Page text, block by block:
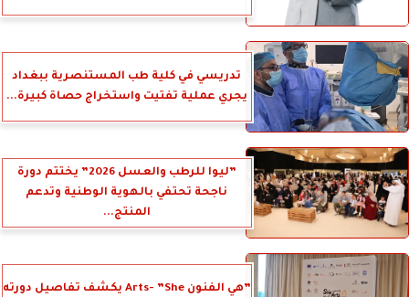
تدريسي في كلية طب المستنصرية ببغداد
يجري عملية تفتيت واستخراج حصاة كبيرة...
”ليوا للرطب والعسل 2026” يختتم دورة
ناجحة تحتفي بالهوية الوطنية وتدعم
المنتج...
”هي الفنون Arts- ”She يكشف تفاصيل دورته